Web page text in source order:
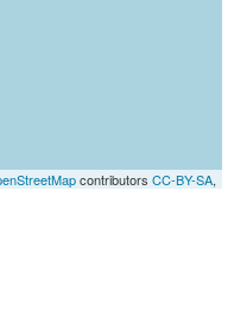
contributors CC-BY-SA,